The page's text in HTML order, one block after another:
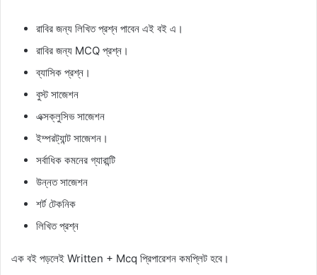
রাবির জন্য লিখিত প্রশ্ন পাবেন এই বই এ।
রাবির জন্য MCQ প্রশ্ন।
ব্যাসিক প্রশ্ন।
বুস্ট সাজেশন
এক্সক্লুসিভ সাজেশন
ইম্পরট্যান্ট সাজেশন।
সর্বাধিক কমনের গ্যারান্টি
উন্নত সাজেশন
শর্ট টেকনিক
লিখিত প্রশ্ন
এক বই পড়লেই Written + Mcq প্রিপারেশন কমপ্লিট হবে।